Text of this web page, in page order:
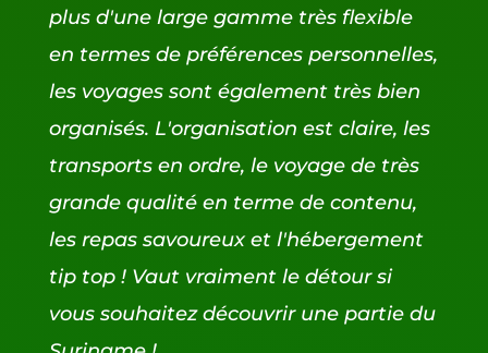
plus d'une large gamme très flexible
en termes de préférences personnelles,
les voyages sont également très bien
organisés. L'organisation est claire, les
transports en ordre, le voyage de très
grande qualité en terme de contenu,
les repas savoureux et l'hébergement
tip top ! Vaut vraiment le détour si
vous souhaitez découvrir une partie du